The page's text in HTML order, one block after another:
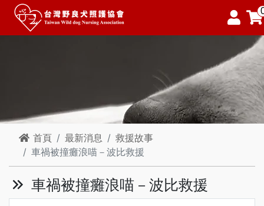
首頁 最新消息
救援故事
車禍被撞癱浪喵－波比救援
車禍被撞癱浪喵－波比救援